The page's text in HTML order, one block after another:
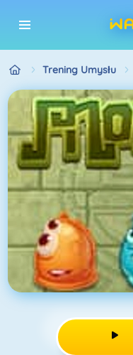
Trening Umysłu